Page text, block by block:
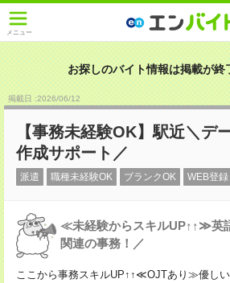
メニュー
お探しのバイト情報は掲載が終
掲載日 :2026/06/12
【事務未経験OK】駅近＼デ
作成サポート／
派遣 職種未経験OK ブランクOK WEB登
≪未経験からスキルUP↑↑≫英
関連の事務！／
ここから事務スキルUP↑↑≪OJTあり≫優しい